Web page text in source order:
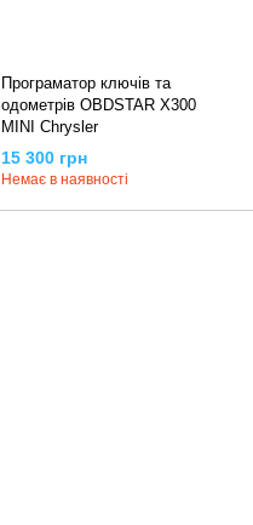
Програматор ключів та
одометрів OBDSTAR X300
MINI Chrysler
15 300 грн
Немає в наявності